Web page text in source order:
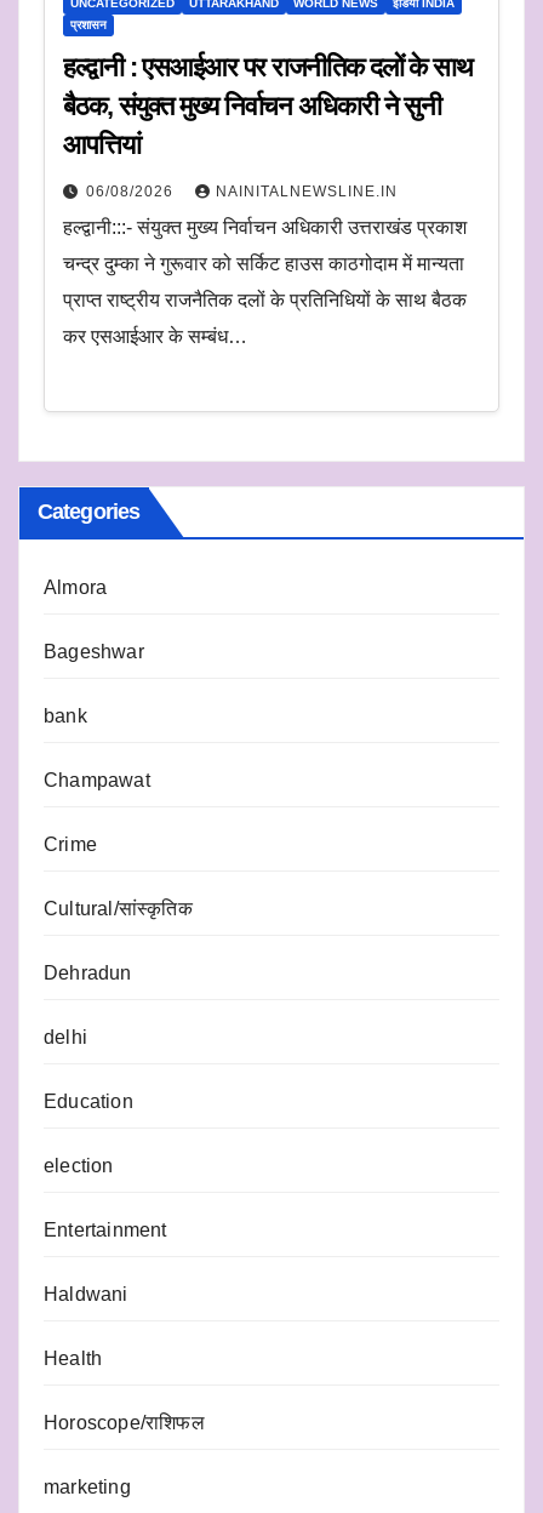
UNCATEGORIZED
UTTARAKHAND WORLD NEWS
इंडिया INDIA
प्रशासन
हल्द्वानी : एसआईआर पर राजनीतिक दलों के साथ
बैठक, संयुक्त मुख्य निर्वाचन अधिकारी ने सुनी
आपत्तियां
06/08/2026 NAINITALNEWSLINE.IN
हल्द्वानी:::- संयुक्त मुख्य निर्वाचन अधिकारी उत्तराखंड प्रकाश
चन्द्र दुम्का ने गुरूवार को सर्किट हाउस काठगोदाम में मान्यता
प्राप्त राष्ट्रीय राजनैतिक दलों के प्रतिनिधियों के साथ बैठक
कर एसआईआर के सम्बंध…
Categories
Almora
Bageshwar
bank
Champawat
Crime
Cultural/सांस्कृतिक
Dehradun
delhi
Education
election
Entertainment
Haldwani
Health
Horoscope/राशिफल
marketing